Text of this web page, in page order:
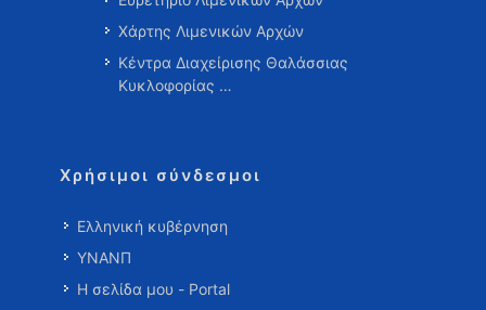
Χάρτης Λιμενικών Αρχών
Κέντρα Διαχείρισης Θαλάσσιας
Κυκλοφορίας …
Χρήσιμοι σύνδεσμοι
Ελληνική κυβέρνηση
ΥΝΑΝΠ
Η σελίδα μου - Portal